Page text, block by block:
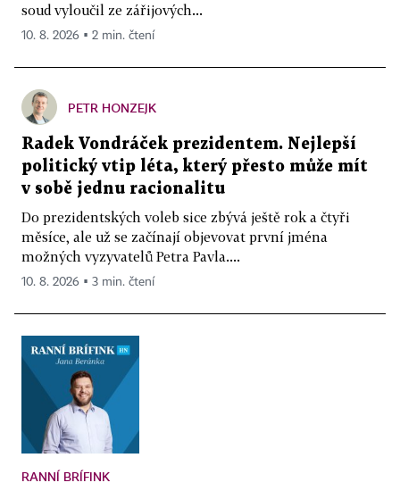
soud vyloučil ze zářijových...
10. 8. 2026 ▪ 2 min. čtení
PETR HONZEJK
Radek Vondráček prezidentem. Nejlepší
politický vtip léta, který přesto může mít
v sobě jednu racionalitu
Do prezidentských voleb sice zbývá ještě rok a čtyři
měsíce, ale už se začínají objevovat první jména
možných vyzyvatelů Petra Pavla....
10. 8. 2026 ▪ 3 min. čtení
RANNÍ BRÍFINK